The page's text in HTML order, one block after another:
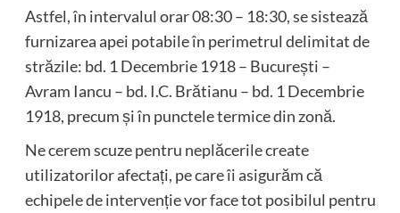
Astfel, în intervalul orar 08:30 – 18:30, se sistează
furnizarea apei potabile în perimetrul delimitat de
străzile: bd. 1 Decembrie 1918 – București –
Avram Iancu – bd. I.C. Brătianu – bd. 1 Decembrie
1918, precum și în punctele termice din zonă.
Ne cerem scuze pentru neplăcerile create
utilizatorilor afectați, pe care îi asigurăm că
echipele de intervenție vor face tot posibilul pentru